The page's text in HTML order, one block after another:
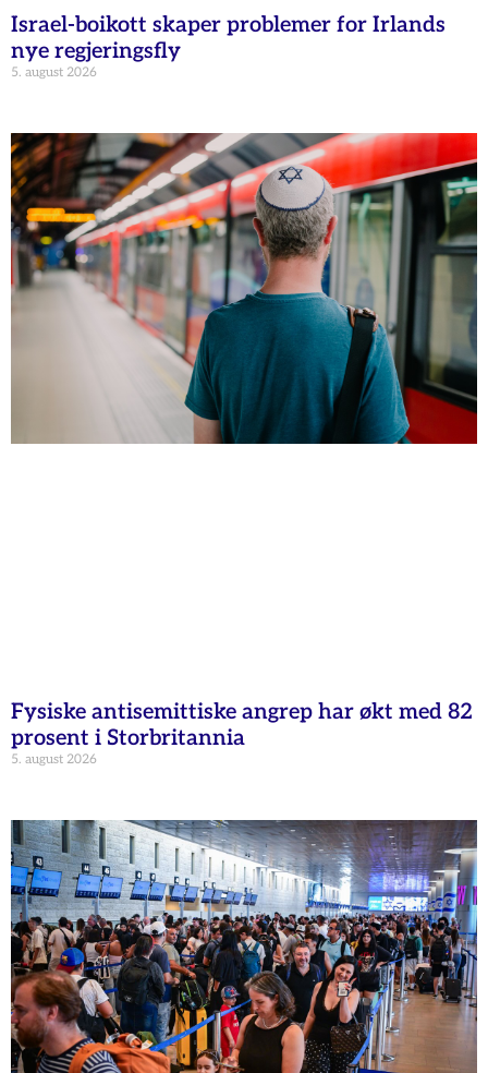
Israel-boikott skaper problemer for Irlands
nye regjeringsfly
5. august 2026
Fysiske antisemittiske angrep har økt med 82
prosent i Storbritannia
5. august 2026